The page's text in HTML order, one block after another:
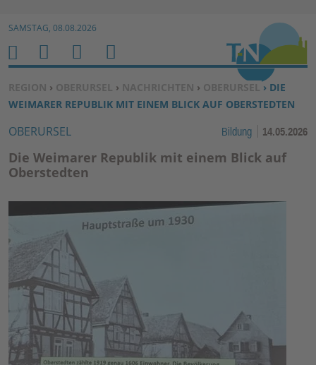
Zum Inhalt springen ↓
SAMSTAG, 08.08.2026
SIE BEFINDEN SICH HIER:
REGION › OBERURSEL › NACHRICHTEN › OBERURSEL › DIE
WEIMARER REPUBLIK MIT EINEM BLICK AUF OBERSTEDTEN
OBERURSEL Bildung 14.05.2026
Die Weimarer Republik mit einem Blick auf
Oberstedten
H
O
M
E
M
E
N
U
S
U
C
N
B
E
N
Z
F
U
O
N
E
N